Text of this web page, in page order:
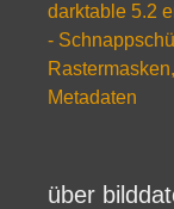
darktable 5.2
-
Rastermasken,
Metadaten
über